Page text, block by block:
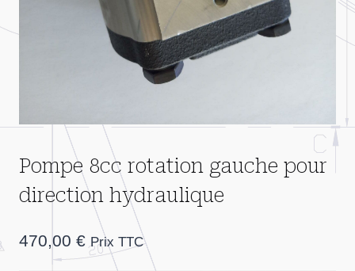
Pompe 8cc rotation gauche pour
direction hydraulique
470,00 € Prix TTC